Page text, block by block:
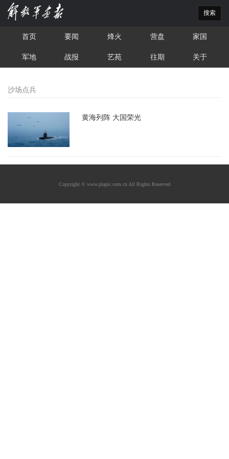
搜索
首页 要闻 烽火 营盘 家国
军地 战报 艺苑 往期 关于
沙场点兵
黄海列阵 大国荣光
Copyright © www.plapic.com.cn All Rights Reserved